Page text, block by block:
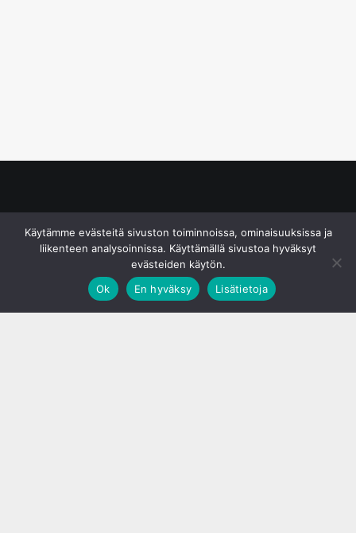
Käytämme evästeitä sivuston toiminnoissa, ominaisuuksissa ja
liikenteen analysoinnissa. Käyttämällä sivustoa hyväksyt
evästeiden käytön.
Ok
En hyväksy Lisätietoja